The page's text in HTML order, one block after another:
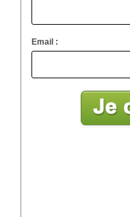
Email :